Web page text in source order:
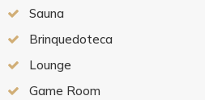
Sauna
Brinquedoteca
Lounge
Game Room